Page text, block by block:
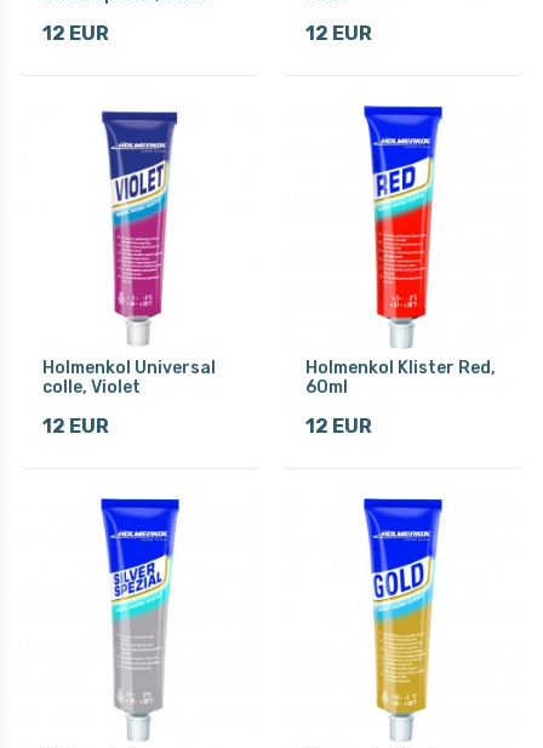
12 EUR 12 EUR
Holmenkol Universal
colle, Violet
12 EUR
Holmenkol Klister Red,
60ml
12 EUR